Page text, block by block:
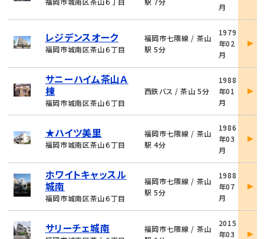
月
レジデンスオーク
福岡市城南区茶山６丁目
福岡市七隈線 / 茶山
駅 5分
1979
年02
月
詳
サニーハイム茶山Ａ
棟
福岡市城南区茶山６丁目
西鉄バス / 茶山 5分
1988
年01
月
詳
★ハイツ美里
福岡市城南区茶山６丁目
福岡市七隈線 / 茶山
駅 4分
1986
年03
月
詳
ホワイトキャッスル
城南
福岡市城南区茶山６丁目
福岡市七隈線 / 茶山
駅 5分
1988
年07
月
詳
サリーチェ城南
福岡市七隈線 / 茶山
2015
年03